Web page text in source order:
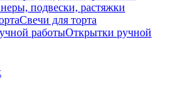
подвески, растяжки
Свечи для торта
Открытки ручной